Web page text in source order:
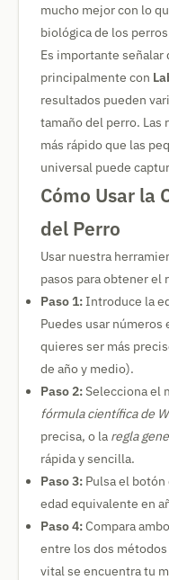
mucho mejor con lo
biológica de los
Es importante
principalmente con
resultados pueden
tamaño del perro. Las
más rápido que las
universal puede
Cómo Usar la
del Perro
Usar nuestra
pasos para obtener el
Paso 1:Introduce la
Puedes usar
quieres ser más
de año y medio).
Paso 2:Selecciona el
fórmula científica de
precisa, o la regla
rápida y sencilla.
Paso 3: Pulsa el
edad equivalente en
Paso 4:Compara
entre los dos
vital se encuentra tu